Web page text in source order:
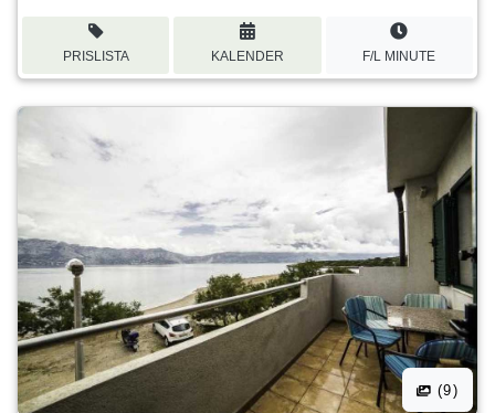
PRISLISTA KALENDER F/L MINUTE
(9)